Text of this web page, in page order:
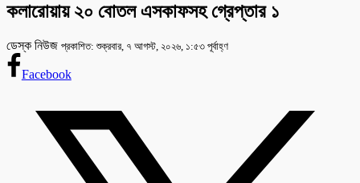
কলারোয়ায় ২০ বোতল এসকাফসহ গ্রেপ্তার ১
ডেস্ক নিউজ প্রকাশিত: শুক্রবার, ৭ আগস্ট, ২০২৬, ১:৫৩ পূর্বাহ্ণ
Facebook